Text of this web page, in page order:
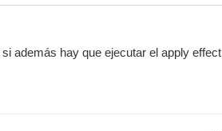
además hay que ejecutar el apply effect